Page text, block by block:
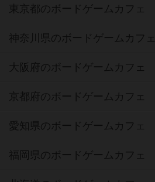
東京都のボードゲームカフェ
神奈川県のボードゲームカフェ
大阪府のボードゲームカフェ
京都府のボードゲームカフェ
愛知県のボードゲームカフェ
福岡県のボードゲームカフェ